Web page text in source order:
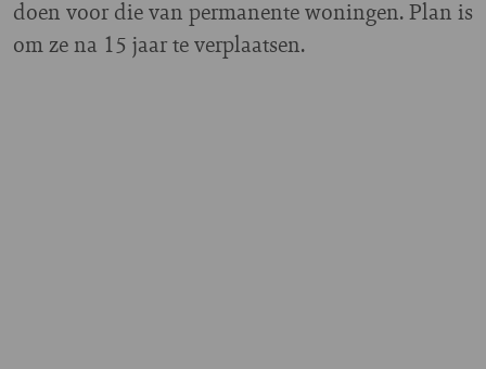
doen voor die van permanente woningen. Plan is
om ze na 15 jaar te verplaatsen.